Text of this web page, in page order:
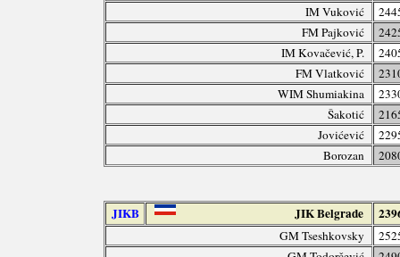
IM Vuković
FM Pajković
IM Kovačević, P.
FM Vlatković
WIM Shumiakina
Šakotić
Jovićević
Borozan
JIKB JIK Belgrade
GM Tseshkovsky